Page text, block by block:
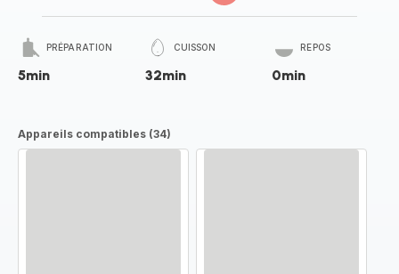
PRÉPARATION
5min
CUISSON
32min
REPOS
0min
Appareils compatibles (34)